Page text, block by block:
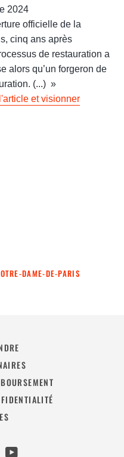
2024
officielle de la
cinq ans après
de restauration a
alors qu’un forgeron de
(...) »
et visionner
DAME-DE-PARIS
YouTube